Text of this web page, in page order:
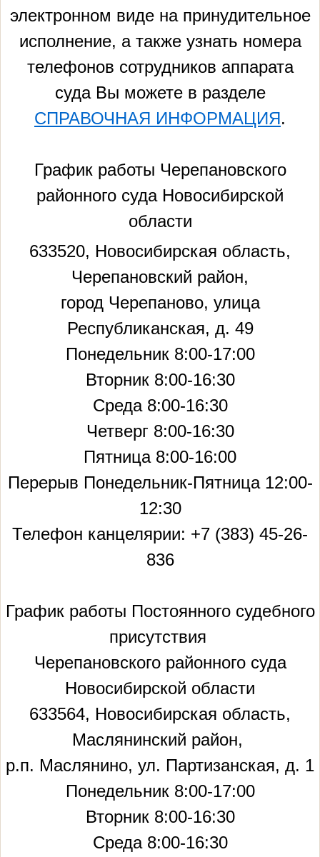
электронном виде на принудительное
исполнение, а также узнать номера
телефонов сотрудников аппарата
суда Вы можете в разделе
СПРАВОЧНАЯ ИНФОРМАЦИЯ.
График работы Черепановского
районного суда Новосибирской
области
633520, Новосибирская область,
Черепановский район,
город Черепаново, улица
Республиканская, д. 49
Понедельник 8:00-17:00
Вторник 8:00-16:30
Среда 8:00-16:30
Четверг 8:00-16:30
Пятница 8:00-16:00
Перерыв Понедельник-Пятница 12:00-
12:30
Телефон канцелярии: +7 (383) 45-26-
836
График работы Постоянного судебного
присутствия
Черепановского районного суда
Новосибирской области
633564, Новосибирская область,
Маслянинский район,
р.п. Маслянино, ул. Партизанская, д. 1
Понедельник 8:00-17:00
Вторник 8:00-16:30
Среда 8:00-16:30